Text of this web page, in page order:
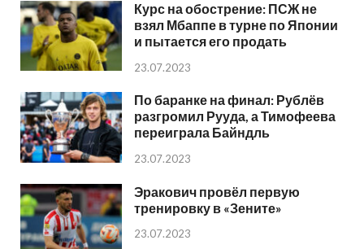
Курс на обострение: ПСЖ не
взял Мбаппе в турне по Японии
и пытается его продать
23.07.2023
По баранке на финал: Рублёв
разгромил Рууда, а Тимофеева
переиграла Байндль
23.07.2023
Эракович провёл первую
тренировку в «Зените»
23.07.2023